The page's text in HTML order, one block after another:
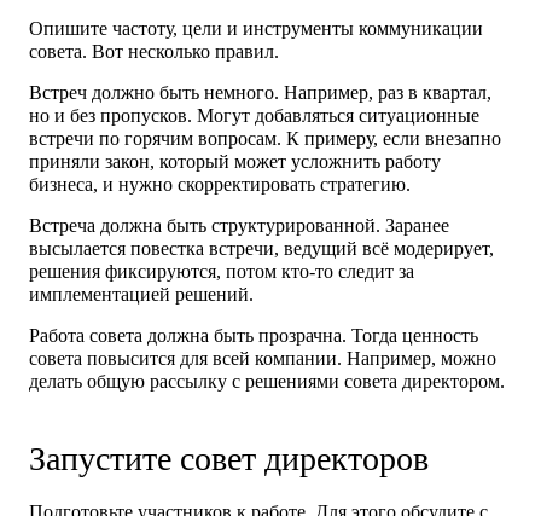
Опишите частоту, цели и инструменты коммуникации
совета. Вот несколько правил.
Встреч должно быть немного. Например, раз в квартал,
но и без пропусков. Могут добавляться ситуационные
встречи по горячим вопросам. К примеру, если внезапно
приняли закон, который может усложнить работу
бизнеса, и нужно скорректировать стратегию.
Встреча должна быть структурированной. Заранее
высылается повестка встречи, ведущий всё модерирует,
решения фиксируются, потом кто-то следит за
имплементацией решений.
Работа совета должна быть прозрачна. Тогда ценность
совета повысится для всей компании. Например, можно
делать общую рассылку с решениями совета директором.
Запустите совет директоров